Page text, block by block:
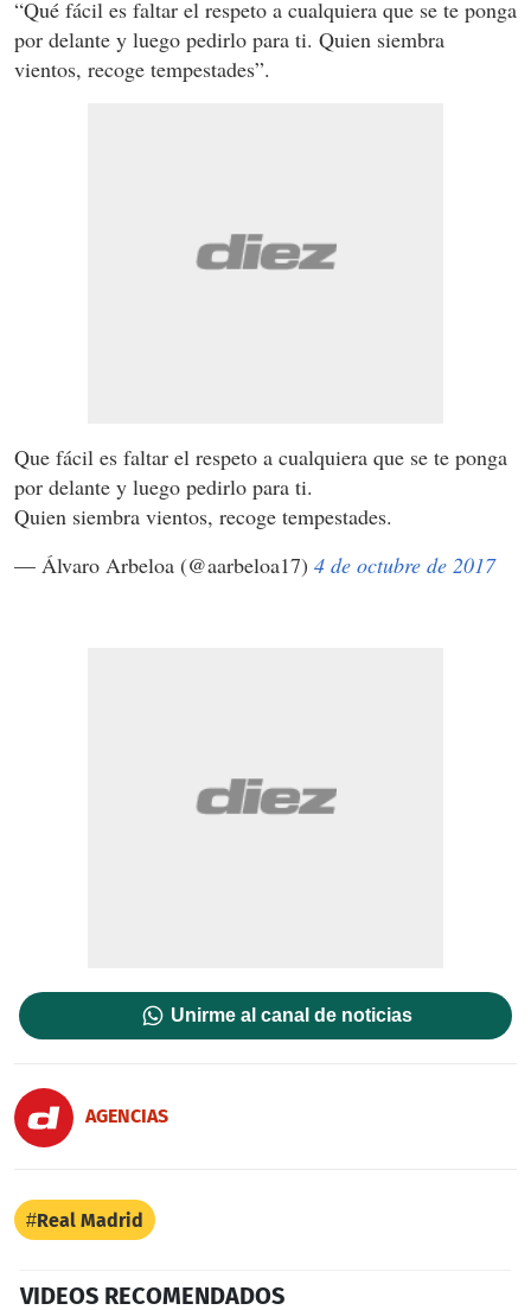
“Qué fácil es faltar el respeto a cualquiera que se te ponga
por delante y luego pedirlo para ti. Quien siembra
vientos, recoge tempestades”.
Que fácil es faltar el respeto a cualquiera que se te ponga
por delante y luego pedirlo para ti.
Quien siembra vientos, recoge tempestades.
— Álvaro Arbeloa (@aarbeloa17) 4 de octubre de 2017
Unirme al canal de noticias
AGENCIAS
Real Madrid
VIDEOS RECOMENDADOS